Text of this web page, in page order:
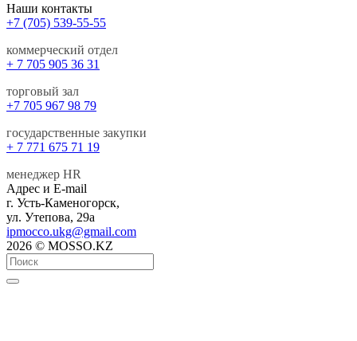
Наши контакты
+7 (705) 539-55-55
коммерческий отдел
+ 7 705 905 36 31
торговый зал
+7 705 967 98 79
государственные закупки
+ 7 771 675 71 19
менеджер HR
Адрес и E-mail
г. Усть-Каменогорск,
ул. Утепова, 29а
ipmocco.ukg@gmail.com
2026 © MOSSO.KZ